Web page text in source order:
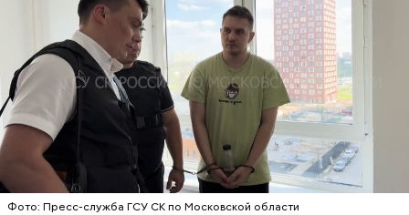
Фото: Пресс-служба ГСУ СК по Московской области
Все началось в июне, когда двое супругов
обратились в местную больницу с жалобами на
плохое самочувствие. Врачи не смогли поставить
им точный диагноз, после чего анализы
потерпевших направили на экспертизу. В них
специалисты обнаружили сильнодействующий
химикат дихлорэтан, который не мог попасть в
организм супругов случайно. То же самое вещество
нашли в еде, изъятой из квартиры пострадавших.
Видео: пресс-служба ГСУ СК по Московской области
ОТРАВЛЕНИЯ БАЛАШИХА
РОДИТЕЛИ
СЛЕДСТВЕННЫЙ КОМИТЕТ
ЭКСПЕРТИЗЫ